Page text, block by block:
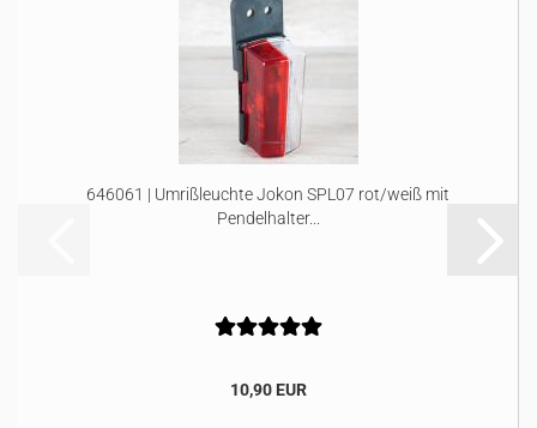
646061 | Umrißleuchte Jokon SPL07 rot/weiß mit
Pendelhalter...
10,90 EUR